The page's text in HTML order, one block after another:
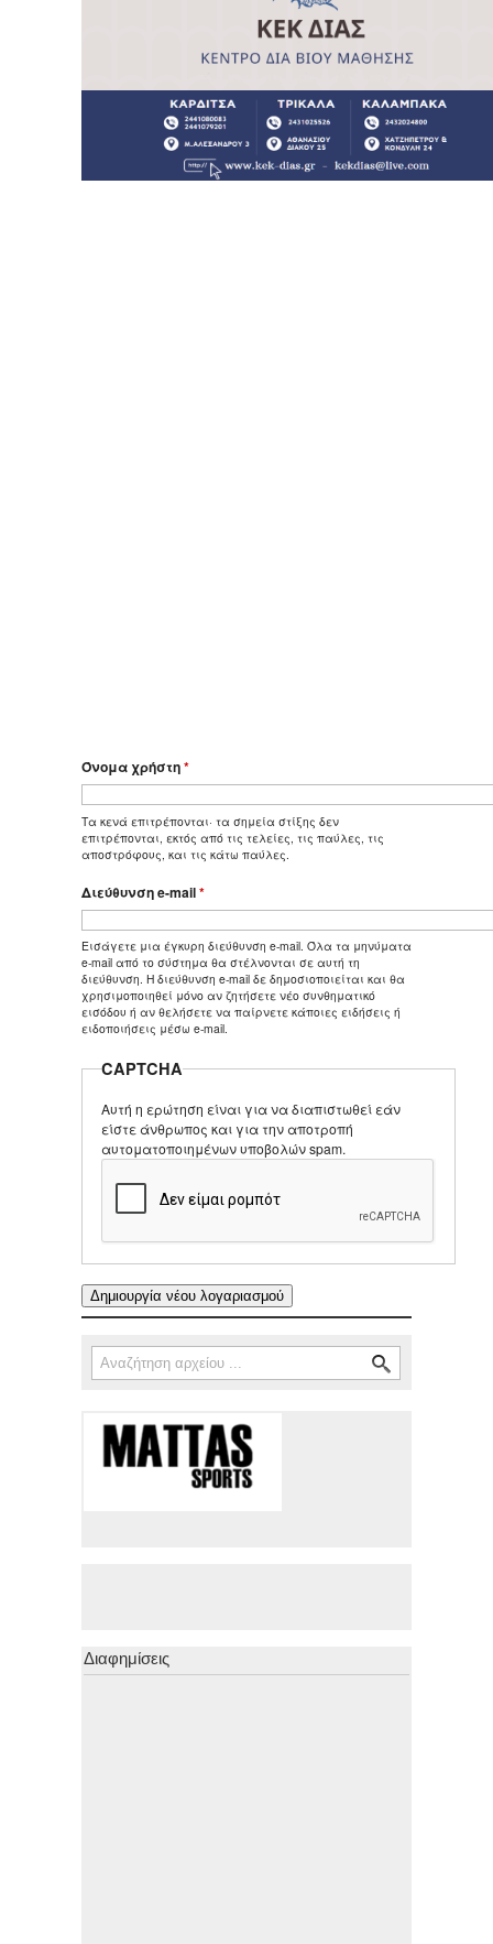
Όνομα χρήστη*
Τα κενά επιτρέπονται· τα σημεία στίξης δεν
επιτρέπονται, εκτός από τις τελείες, τις παύλες, τις
αποστρόφους, και τις κάτω παύλες.
Διεύθυνση e-mail*
Εισάγετε μια έγκυρη διεύθυνση e-mail. Όλα τα μηνύματα
e-mail από το σύστημα θα στέλνονται σε αυτή τη
διεύθυνση. Η διεύθυνση e-mail δε δημοσιοποιείται και θα
χρησιμοποιηθεί μόνο αν ζητήσετε νέο συνθηματικό
εισόδου ή αν θελήσετε να παίρνετε κάποιες ειδήσεις ή
ειδοποιήσεις μέσω e-mail.
CAPTCHA
Αυτή η ερώτηση είναι για να διαπιστωθεί εάν
είστε άνθρωπος και για την αποτροπή
αυτοματοποιημένων υποβολών spam.
Φόρμα αναζήτησης
Αναζήτηση
Διαφημίσεις